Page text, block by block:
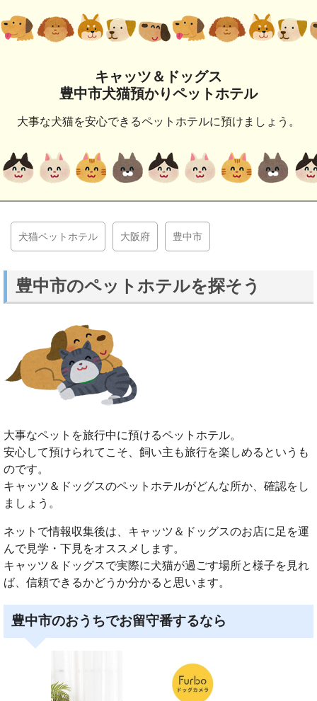
キャッツ＆ドッグス
豊中市犬猫預かりペットホテル
大事な犬猫を安心できるペットホテルに預けましょう。
犬猫ペットホテル 大阪府 豊中市
豊中市のペットホテルを探そう
大事なペットを旅行中に預けるペットホテル。
安心して預けられてこそ、飼い主も旅行を楽しめるというも
のです。
キャッツ＆ドッグスのペットホテルがどんな所か、確認をし
ましょう。
ネットで情報収集後は、キャッツ＆ドッグスのお店に足を運
んで見学・下見をオススメします。
キャッツ＆ドッグスで実際に犬猫が過ごす場所と様子を見れ
ば、信頼できるかどうか分かると思います。
豊中市のおうちでお留守番するなら